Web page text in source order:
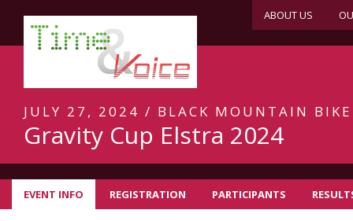
ABOUT US
JULY 27, 2024 / BLACK MOUNTAIN BIKE
Gravity Cup Elstra 2024
EVENT INFO REGISTRATION PARTICIPANTS